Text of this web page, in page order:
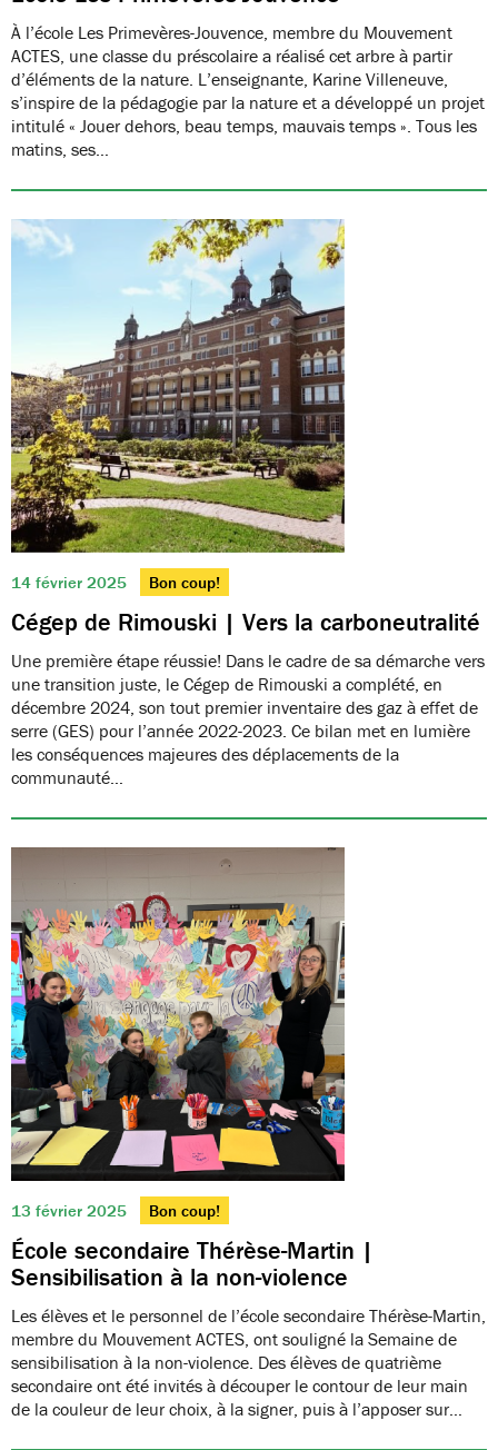
À l’école Les Primevères-Jouvence, membre du Mouvement
ACTES, une classe du préscolaire a réalisé cet arbre à partir
d’éléments de la nature. L’enseignante, Karine Villeneuve,
s’inspire de la pédagogie par la nature et a développé un projet
intitulé « Jouer dehors, beau temps, mauvais temps ». Tous les
matins, ses…
14 février 2025 Bon coup!
Cégep de Rimouski | Vers la carboneutralité
Une première étape réussie! Dans le cadre de sa démarche vers
une transition juste, le Cégep de Rimouski a complété, en
décembre 2024, son tout premier inventaire des gaz à effet de
serre (GES) pour l’année 2022-2023. Ce bilan met en lumière
les conséquences majeures des déplacements de la
communauté…
13 février 2025 Bon coup!
École secondaire Thérèse-Martin |
Sensibilisation à la non-violence
Les élèves et le personnel de l’école secondaire Thérèse-Martin,
membre du Mouvement ACTES, ont souligné la Semaine de
sensibilisation à la non-violence. Des élèves de quatrième
secondaire ont été invités à découper le contour de leur main
de la couleur de leur choix, à la signer, puis à l’apposer sur…